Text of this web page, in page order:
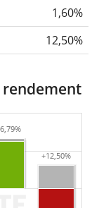
1,60%
12,50%
rendement
+12,50%
+12,50%